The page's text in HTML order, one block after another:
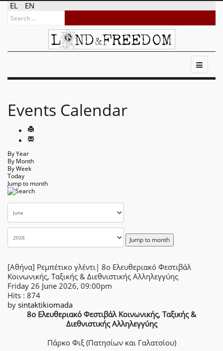
EL EN
Events Calendar
By Year
By Month
By Week
Today
Jump to month
Jump to month
[Αθήνα] Ρεμπέτικο γλέντι| 8ο Ελευθεριακό Φεστιβάλ
Κοινωνικής, Ταξικής & Διεθνιστικής Αλληλεγγύης
Friday 26 June 2026, 09:00pm
Hits : 874
by sintaktikiomada
8ο Ελευθεριακό Φεστιβάλ Κοινωνικής, Ταξικής &
Διεθνιστικής Αλληλεγγύης
Πάρκο Φιξ (Πατησίων και Γαλατσίου)